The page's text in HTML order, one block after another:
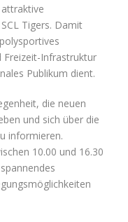
Tigers. Damit
Freizeit-Infrastruktur
Publikum dient.
die neuen
und sich über die
informieren.
10.00 und 16.30